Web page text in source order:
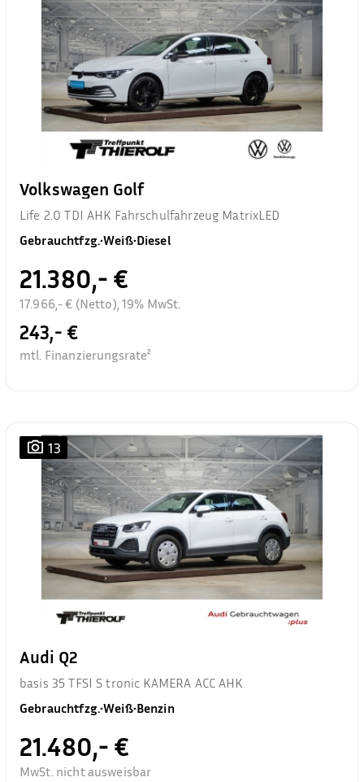
Volkswagen Golf
Life 2.0 TDI AHK Fahrschulfahrzeug MatrixLED
Gebrauchtfzg.•Weiß•Diesel
21.380,- €
17.966,- € (Netto), 19% MwSt.
243,- €
mtl. Finanzierungsrate²
13
Audi Q2
basis 35 TFSI S tronic KAMERA ACC AHK
Gebrauchtfzg.•Weiß•Benzin
21.480,- €
MwSt. nicht ausweisbar